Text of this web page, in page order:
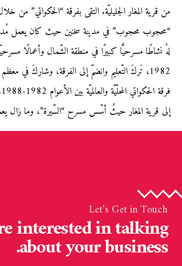
من قرية المغار الجليليّة. التقى بفرقة “الحكواتي” من
“محجوب محجوب” في مدينة سخنين حيث كان يعمل
لهُ نشاطًا مسرحيًّا كبيرًا في منطقة الشّمال وأعمالًا
1982، تَركَ التّعليم وانضمّ إلى الفرقة، وشاركَ في
إلى قرية المغار حيثُ أسّس مسرح “السّيرة”، وما زال
Let’s Get in Touch
interested in talking
about your business.